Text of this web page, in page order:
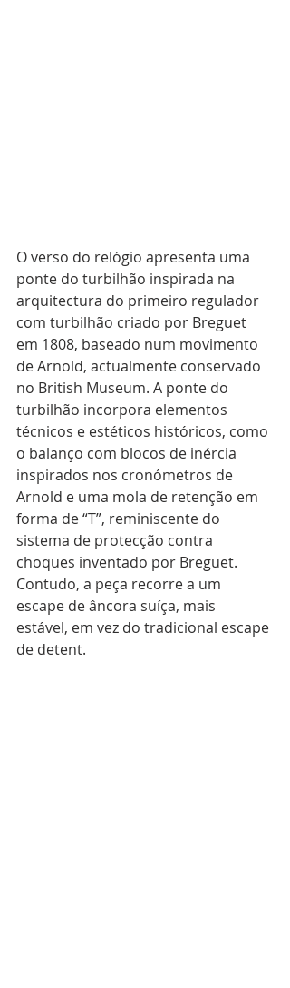
O verso do relógio apresenta uma
ponte do turbilhão inspirada na
arquitectura do primeiro regulador
com turbilhão criado por Breguet
em 1808, baseado num movimento
de Arnold, actualmente conservado
no British Museum. A ponte do
turbilhão incorpora elementos
técnicos e estéticos históricos, como
o balanço com blocos de inércia
inspirados nos cronómetros de
Arnold e uma mola de retenção em
forma de “T”, reminiscente do
sistema de protecção contra
choques inventado por Breguet.
Contudo, a peça recorre a um
escape de âncora suíça, mais
estável, em vez do tradicional escape
de detent.